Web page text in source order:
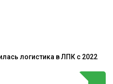
логистика в ЛПК с 2022